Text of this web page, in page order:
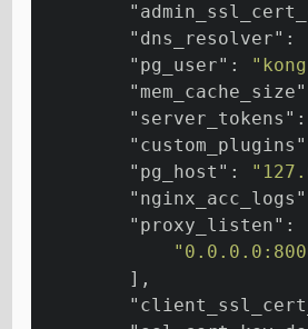
"dns_resolver" :
"pg_user" :
"mem_cache_size"
"server_tokens" :
"custom_plugins"
"pg_host" :
"nginx_acc_logs"
"proxy_listen" :
        ],